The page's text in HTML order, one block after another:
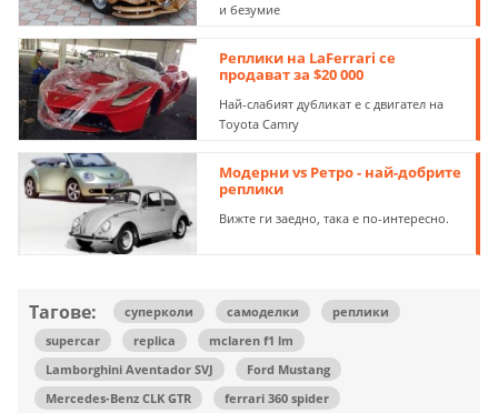
и безумие
Реплики на LaFerrari се
продават за $20 000
Най-слабият дубликат е с двигател на
Toyota Camry
Модерни vs Ретро - най-добрите
реплики
Вижте ги заедно, така е по-интересно.
Тагове: суперколи самоделки
реплики
supercar
replica
mclaren f1 lm
Lamborghini Aventador SVJ
Ford Mustang
Mercedes-Benz CLK GTR
ferrari 360 spider